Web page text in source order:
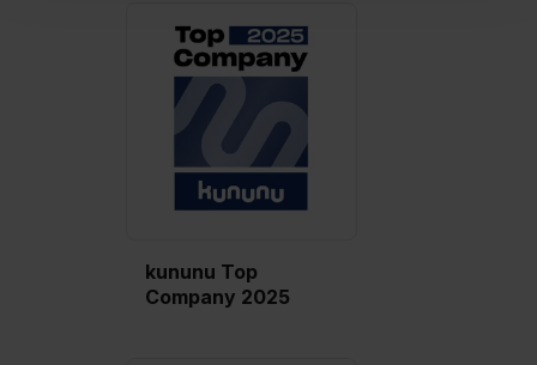
Inhalte (z.B. Videos oder Posts) angezeigt und hierfür
erforderliche personenbezogene Daten an Social Media
Dienste, ggfs. mit Sitz in den USA, übermittelt werden.
Eine Erlaubnis hierfür kannst du auch später noch im
Einzelfall bei dem jeweiligen Inhalt erteilen. Willst du nur
bestimmte Verwendungszwecke zulassen, triff deine
Auswahl über die Checkboxen und klick auf „Auswahl
Media und Marketing“ umfasst hierbei die Einwilligung
kununu Top
Company 2025